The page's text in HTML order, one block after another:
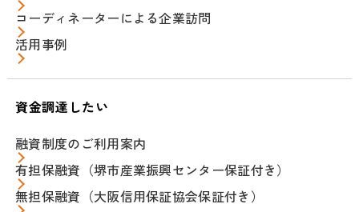
コーディネーターによる企業訪問
活用事例
資金調達したい
融資制度のご利用案内
有担保融資（堺市産業振興センター保証付き）
無担保融資（大阪信用保証協会保証付き）